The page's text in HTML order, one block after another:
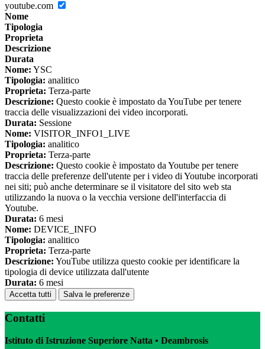
youtube.com
Nome
Tipologia
Proprieta
Descrizione
Durata
Nome: YSC
Tipologia: analitico
Proprieta: Terza-parte
Descrizione: Questo cookie è impostato da YouTube per tenere
traccia delle visualizzazioni dei video incorporati.
Durata: Sessione
Nome: VISITOR_INFO1_LIVE
Tipologia: analitico
Proprieta: Terza-parte
Descrizione: Questo cookie è impostato da Youtube per tenere
traccia delle preferenze dell'utente per i video di Youtube incorporati
nei siti; può anche determinare se il visitatore del sito web sta
utilizzando la nuova o la vecchia versione dell'interfaccia di
Youtube.
Durata: 6 mesi
Nome: DEVICE_INFO
Tipologia: analitico
Proprieta: Terza-parte
Descrizione: YouTube utilizza questo cookie per identificare la
tipologia di device utilizzata dall'utente
Durata: 6 mesi
Accetta tutti Salva le preferenze
Contatti
Istituto di Istruzione Superiore Natta • Deambrosis